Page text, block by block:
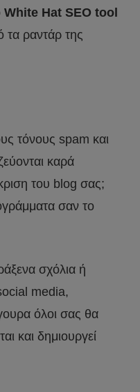
White Hat SEO tool
τα ραντάρ της
τόνους spam και
καρά
του blog σας;
σαν το
σχόλια ή
media,
όλοι σας θα
και δημιουργεί